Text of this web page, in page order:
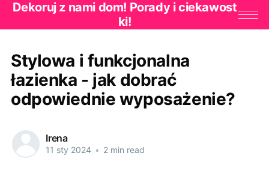
Dekoruj z nami dom! Porady i ciekawost
ki!
Stylowa i funkcjonalna
łazienka - jak dobrać
odpowiednie wyposażenie?
Irena
11 sty 2024 • 2 min read